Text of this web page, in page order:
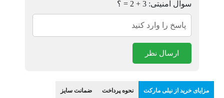
سوال امنیتی: 3 + 2 = ؟
ارسال نظر
مزایای خرید از نیلی مارکت نحوه پرداخت ضمانت سایز